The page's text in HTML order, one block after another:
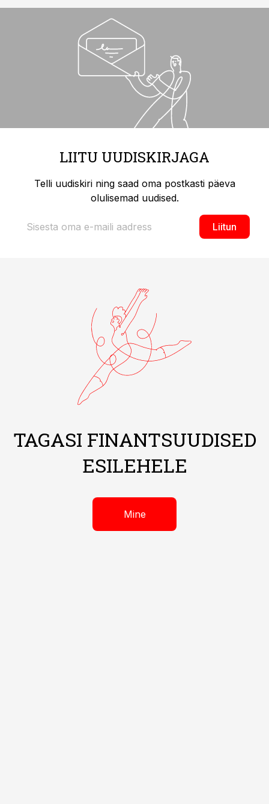
LIITU UUDISKIRJAGA
Telli uudiskiri ning saad oma postkasti päeva
olulisemad uudised.
Liitun
TAGASI FINANTSUUDISED
ESILEHELE
Mine